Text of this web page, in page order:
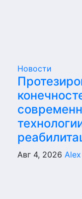
Новости
Авг 4, 2026Alex